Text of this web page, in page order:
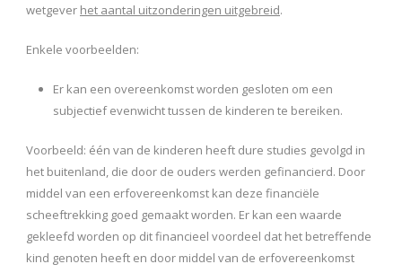
wetgever het aantal uitzonderingen uitgebreid.
Enkele voorbeelden:
Er kan een overeenkomst worden gesloten om een
subjectief evenwicht tussen de kinderen te bereiken.
Voorbeeld: één van de kinderen heeft dure studies gevolgd in
het buitenland, die door de ouders werden gefinancierd. Door
middel van een erfovereenkomst kan deze financiële
scheeftrekking goed gemaakt worden. Er kan een waarde
gekleefd worden op dit financieel voordeel dat het betreffende
kind genoten heeft en door middel van de erfovereenkomst